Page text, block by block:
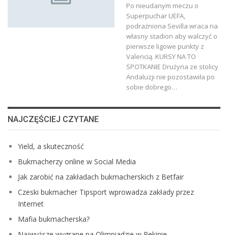
Po nieudanym meczu o
Superpuchar UEFA,
podrażniona Sevilla wraca na
własny stadion aby walczyć o
pierwsze ligowe punkty z
Valencią. KURSY NA TO
SPOTKANIE Drużyna ze stolicy
Andaluzji nie pozostawiła po
sobie dobrego…
NAJCZĘŚCIEJ CZYTANE
Yield, a skuteczność
Bukmacherzy online w Social Media
Jak zarobić na zakładach bukmacherskich z Betfair
Czeski bukmacher Tipsport wprowadza zakłady przez
Internet
Mafia bukmacherska?